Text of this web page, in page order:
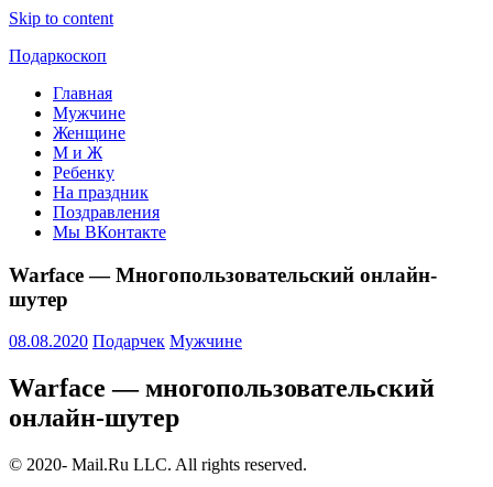
Skip to content
Подаркоскоп
Поможем
выбрать
подарить
Главная
Мужчине
Женщине
М и Ж
Ребенку
На праздник
Поздравления
Мы ВКонтакте
Warface — Многопользовательский онлайн-
шутер
08.08.2020 Подарчек Мужчине
Warface — многопользовательский
онлайн-шутер
© 2020- Mail.Ru LLC. All rights reserved.